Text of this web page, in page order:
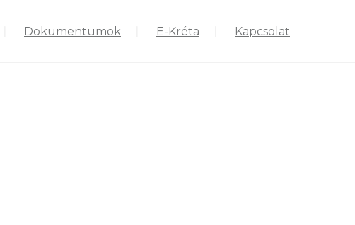
Dokumentumok E-Kréta Kapcsolat